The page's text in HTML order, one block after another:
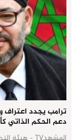
ترامب يجدد
دعم الحكم الذاتي